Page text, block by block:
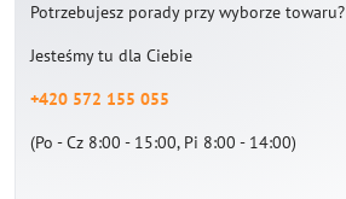
Potrzebujesz porady przy wyborze towaru?
Jesteśmy tu dla Ciebie
+420 572 155 055
(Po - Cz 8:00 - 15:00, Pi 8:00 - 14:00)